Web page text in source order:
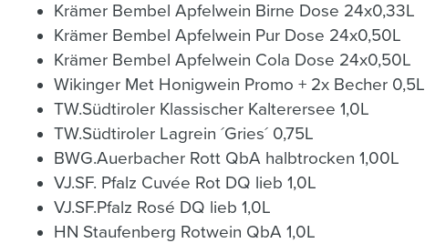
Krämer Bembel Apfelwein Birne Dose 24x0,33L
Krämer Bembel Apfelwein Pur Dose 24x0,50L
Krämer Bembel Apfelwein Cola Dose 24x0,50L
Wikinger Met Honigwein Promo + 2x Becher 0,5L
TW.Südtiroler Klassischer Kalterersee 1,0L
TW.Südtiroler Lagrein ´Gries´ 0,75L
BWG.Auerbacher Rott QbA halbtrocken 1,00L
VJ.SF. Pfalz Cuvée Rot DQ lieb 1,0L
VJ.SF.Pfalz Rosé DQ lieb 1,0L
HN Staufenberg Rotwein QbA 1,0L